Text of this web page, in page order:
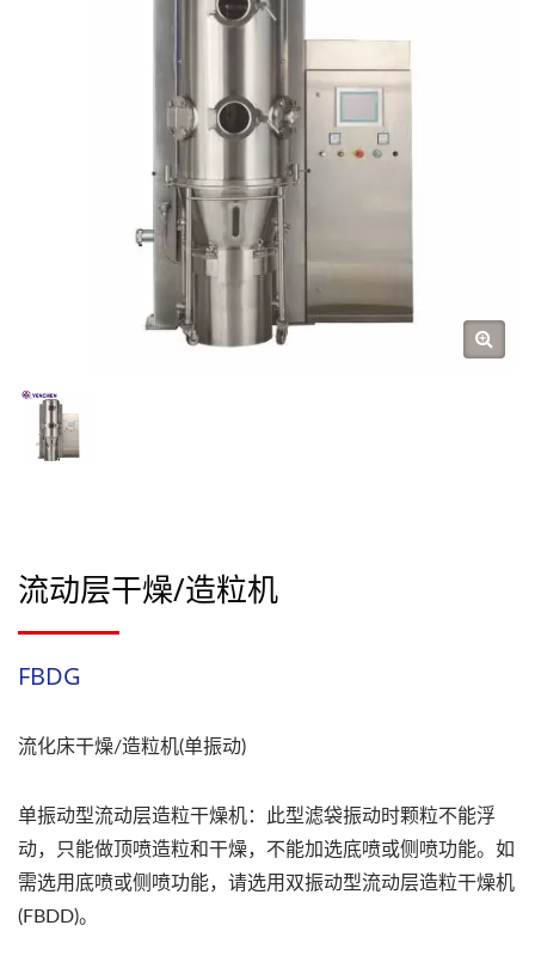
流动层干燥/造粒机
FBDG
流化床干燥/造粒机(单振动)
单振动型流动层造粒干燥机：此型滤袋振动时颗粒不能浮
动，只能做顶喷造粒和干燥，不能加选底喷或侧喷功能。如
需选用底喷或侧喷功能，请选用双振动型流动层造粒干燥机
(FBDD)。